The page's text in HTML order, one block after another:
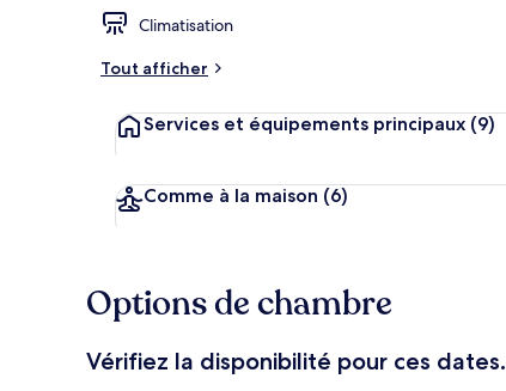
Climatisation
Tout afficher
Services et équipements principaux (9)
Comme à la maison (6)
Options de chambre
Vérifiez la disponibilité pour ces dates.